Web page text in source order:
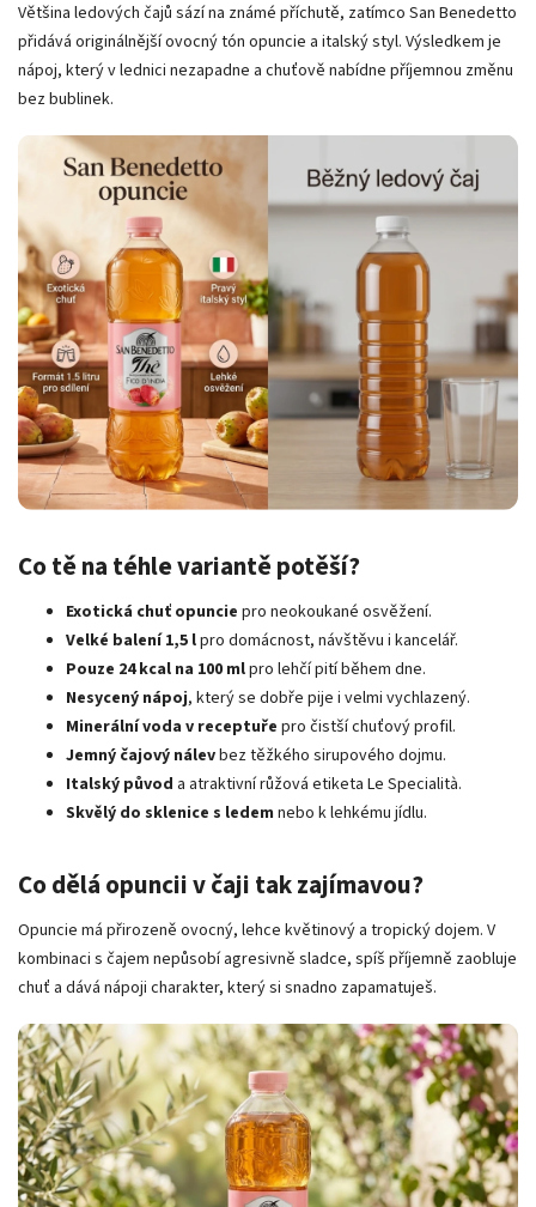
Většina ledových čajů sází na známé příchutě, zatímco San Benedetto
přidává originálnější ovocný tón opuncie a italský styl. Výsledkem je
nápoj, který v lednici nezapadne a chuťově nabídne příjemnou změnu
bez bublinek.
Co tě na téhle variantě potěší?
Exotická chuť opuncie pro neokoukané osvěžení.
Velké balení 1,5 lpro domácnost, návštěvu i kancelář.
Pouze 24 kcal na 100 mlpro lehčí pití během dne.
Nesycený nápoj, který se dobře pije i velmi vychlazený.
Minerální voda v receptuře pro čistší chuťový profil.
Jemný čajový nálevbez těžkého sirupového dojmu.
Italský původ a atraktivní růžová etiketa Le Specialità.
Skvělý do sklenice s ledem nebo k lehkému jídlu.
Co dělá opuncii v čaji tak zajímavou?
Opuncie má přirozeně ovocný, lehce květinový a tropický dojem. V
kombinaci s čajem nepůsobí agresivně sladce, spíš příjemně zaobluje
chuť a dává nápoji charakter, který si snadno zapamatuješ.